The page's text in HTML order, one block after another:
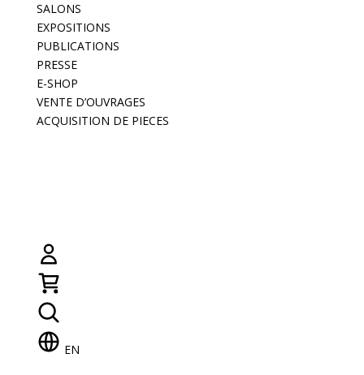
SALONS
EXPOSITIONS
PUBLICATIONS
PRESSE
E-SHOP
VENTE D’OUVRAGES
ACQUISITION DE PIECES
EN